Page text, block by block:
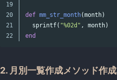
19
20
21
def mm_str_month(month)
sprintf( "%02d" , month)
end
2. 月別一覧作成メソッド作成